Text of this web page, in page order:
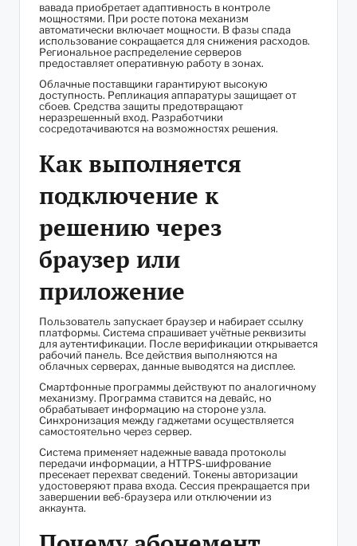
вавада приобретает адаптивность в контроле
мощностями. При росте потока механизм
автоматически включает мощности. В фазы спада
использование сокращается для снижения расходов.
Региональное распределение серверов
предоставляет оперативную работу в зонах.
Облачные поставщики гарантируют высокую
доступность. Репликация аппаратуры защищает от
сбоев. Средства защиты предотвращают
неразрешенный вход. Разработчики
сосредотачиваются на возможностях решения.
Как выполняется
подключение к
решению через
браузер или
приложение
Пользователь запускает браузер и набирает ссылку
платформы. Система спрашивает учётные реквизиты
для аутентификации. После верификации открывается
рабочий панель. Все действия выполняются на
облачных серверах, данные выводятся на дисплее.
Смартфонные программы действуют по аналогичному
механизму. Программа ставится на девайс, но
обрабатывает информацию на стороне узла.
Синхронизация между гаджетами осуществляется
самостоятельно через сервер.
Система применяет надежные вавада протоколы
передачи информации, а HTTPS-шифрование
пресекает перехват сведений. Токены авторизации
удостоверяют права входа. Сессия прекращается при
завершении веб-браузера или отключении из
аккаунта.